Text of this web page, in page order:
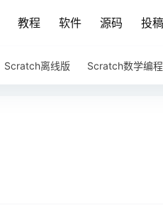
教程 软件 源码 投稿
Scratch离线版 Scratch数学编程